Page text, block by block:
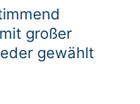
großer
gewählt